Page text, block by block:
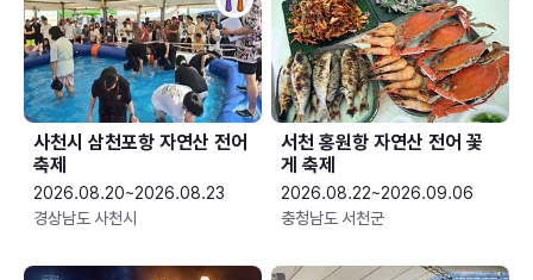
사천시 삼천포항 자연산 전어
축제
2026.08.20~2026.08.23
경상남도 사천시
서천 홍원항 자연산 전어 꽃
게 축제
2026.08.22~2026.09.06
충청남도 서천군